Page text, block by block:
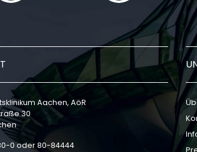
Aachen, AöR
30
0 oder 80-84444